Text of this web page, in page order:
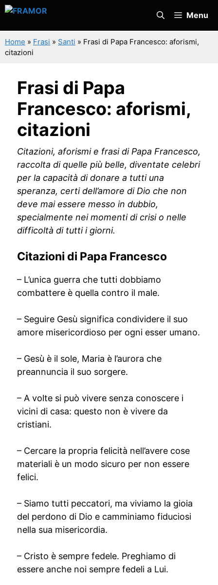
Vai
contenuto
Menu
Home » Frasi » Santi » Frasi di Papa Francesco: aforismi,
citazioni
Frasi di Papa
Francesco: aforismi,
citazioni
Citazioni, aforismi e frasi di Papa Francesco,
raccolta di quelle più belle, diventate celebri
per la capacità di donare a tutti una
speranza, certi dell’amore di Dio che non
deve mai essere messo in dubbio,
specialmente nei momenti di crisi o nelle
difficoltà di tutti i giorni.
Citazioni di Papa Francesco
– L’unica guerra che tutti dobbiamo
combattere è quella contro il male.
– Seguire Gesù significa condividere il suo
amore misericordioso per ogni esser umano.
– Gesù è il sole, Maria è l’aurora che
preannuncia il suo sorgere.
– A volte si può vivere senza conoscere i
vicini di casa: questo non è vivere da
cristiani.
– Cercare la propria felicità nell’avere cose
materiali è un modo sicuro per non essere
felici.
– Siamo tutti peccatori, ma viviamo la gioia
del perdono di Dio e camminiamo fiduciosi
nella sua misericordia.
– Cristo è sempre fedele. Preghiamo di
essere anche noi sempre fedeli a Lui.